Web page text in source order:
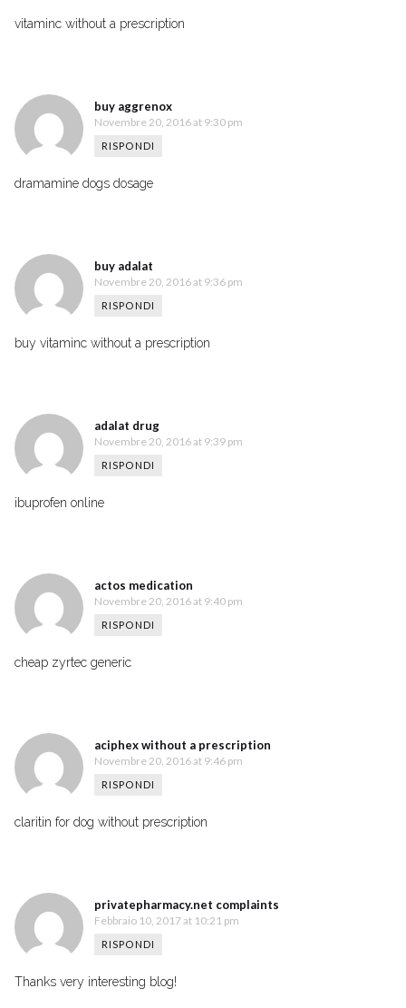
vitaminc without a prescription
buy aggrenox
Novembre 20, 2016 at 9:30 pm
RISPONDI
dramamine dogs dosage
buy adalat
Novembre 20, 2016 at 9:36 pm
RISPONDI
buy vitaminc without a prescription
adalat drug
Novembre 20, 2016 at 9:39 pm
RISPONDI
ibuprofen online
actos medication
Novembre 20, 2016 at 9:40 pm
RISPONDI
cheap zyrtec generic
aciphex without a prescription
Novembre 20, 2016 at 9:46 pm
RISPONDI
claritin for dog without prescription
privatepharmacy.net complaints
Febbraio 10, 2017 at 10:21 pm
RISPONDI
Thanks very interesting blog!